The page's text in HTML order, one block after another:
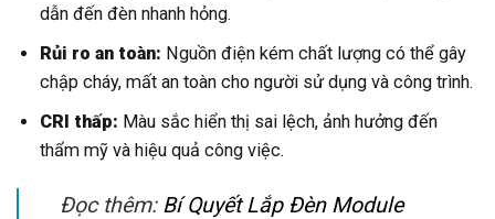
dẫn đến đèn nhanh hỏng.
Rủi ro an toàn: Nguồn điện kém chất lượng có thể gây
chập cháy, mất an toàn cho người sử dụng và công trình.
CRI thấp: Màu sắc hiển thị sai lệch, ảnh hưởng đến
thẩm mỹ và hiệu quả công việc.
Đọc thêm: Bí Quyết Lắp Đèn Module